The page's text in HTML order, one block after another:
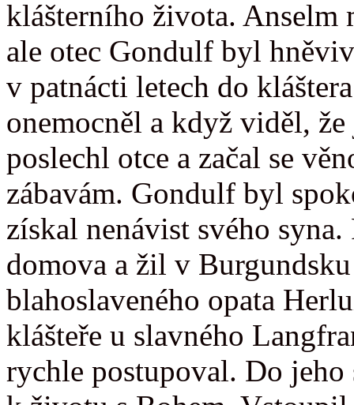
klášterního života. Anselm
ale otec Gondulf byl
v patnácti letech do
onemocněl a když viděl, že
poslechl otce a začal se
zábavám. Gondulf byl
získal nenávist svého
domova a žil v
blahoslaveného opata
klášteře u slavného
rychle postupoval. Do jeho